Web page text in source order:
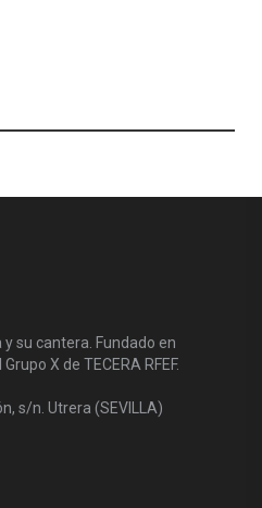
su cantera. Fundado en
X de TECERA RFEF.
s/n. Utrera (SEVILLA)